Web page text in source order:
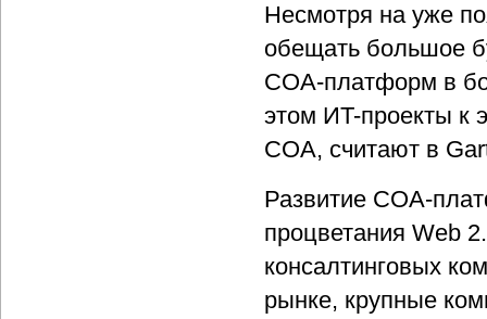
Несмотря на уже
обещать большое
СОА-платформ в
этом ИT-проекты к
СОА, считают в
Развитие СОА-
процветания Web
консалтинговых
рынке, крупные